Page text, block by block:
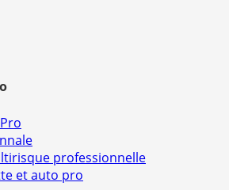
professionnelle
et auto pro